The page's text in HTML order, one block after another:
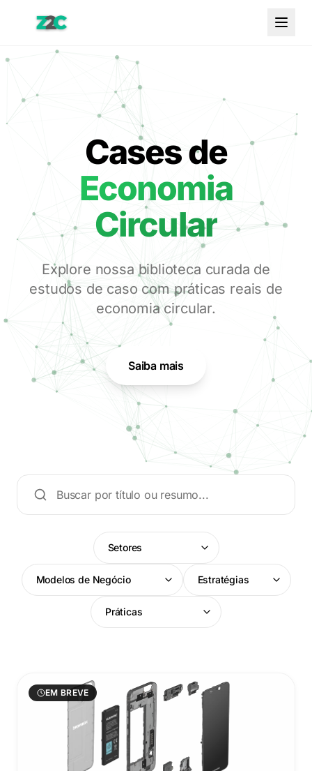
Toggle theme
Cases de
Economia
Circular
Explore nossa biblioteca curada de
estudos de caso com práticas reais de
economia circular.
Saiba mais
EM BREVE